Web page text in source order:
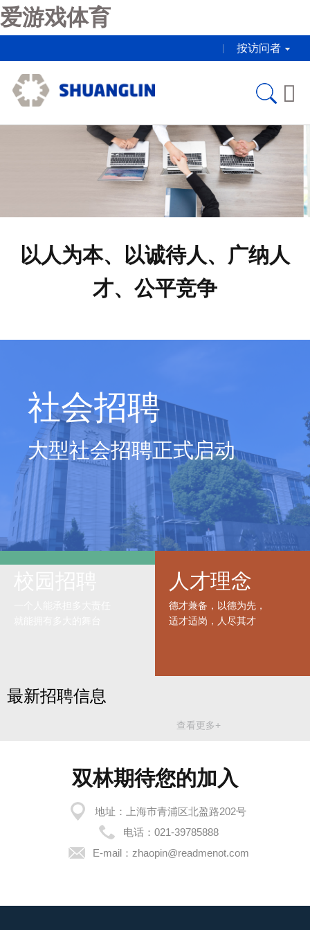
爱游戏体育
按访问者

以人为本、以诚待人、广纳人
才、公平竞争
社会招聘
大型社会招聘正式启动
人才理念
德才兼备，以德为先，
适才适岗，人尽其才
最新招聘信息
查看更多+
双林期待您的加入
地址：上海市青浦区北盈路202号
电话： 021-39785888
E-mail： zhaopin@readmenot.com